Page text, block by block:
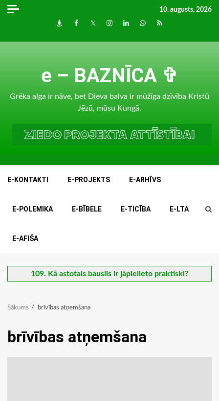
Skip
10. augusts, 2026
DraugiemFacebook
TwitterInstagram
LinkedInwhatsapp
RSS
e – BAZNĪCA ✞
Grēka alga ir nāve, bet Dieva balva ir mūžīga dzīvība Kristū
Jēzū, mūsu Kungā.
E-KONTAKTI E-PROJEKTS E-ARHĪVS
E-POLEMIKA E-BĪBELE E-TICĪBA E-LTA
E-AFIŠA
109. Kā astotais bauslis ir jāpielieto praktiski?
Sākums brīvības atņemšana
brīvības atņemšana